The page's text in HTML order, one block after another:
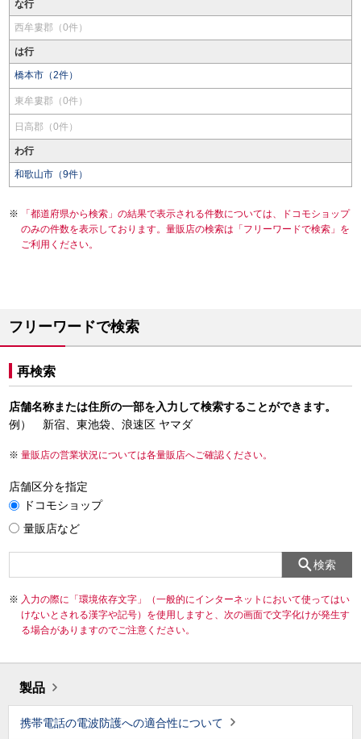
な行
西牟婁郡（0件）
は行
橋本市（2件）
東牟婁郡（0件）
日高郡（0件）
わ行
和歌山市（9件）
「都道府県から検索」の結果で表示される件数については、ドコモショップ
のみの件数を表示しております。量販店の検索は「フリーワードで検索」を
ご利用ください。
フリーワードで検索
再検索
店舗名称または住所の一部を入力して検索することができます。
例） 新宿、東池袋、浪速区 ヤマダ
量販店の営業状況については各量販店へご確認ください。
店舗区分を指定
ドコモショップ
量販店など
検索
入力の際に「環境依存文字」（一般的にインターネットにおいて使ってはい
けないとされる漢字や記号）を使用しますと、次の画面で文字化けが発生す
る場合がありますのでご注意ください。
製品
携帯電話の電波防護への適合性について